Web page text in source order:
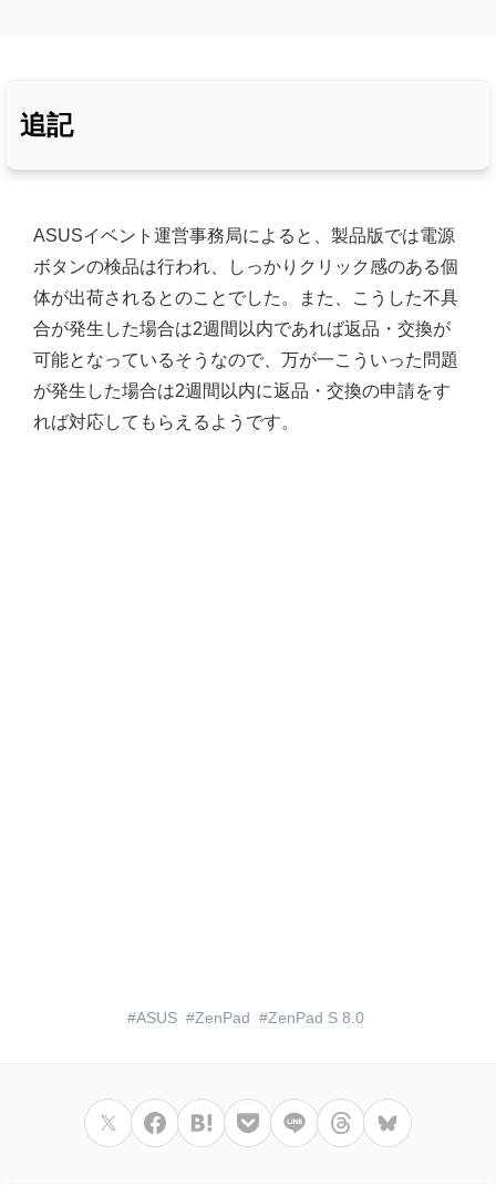
追記
ASUSイベント運営事務局によると、製品版では電源
ボタンの検品は行われ、しっかりクリック感のある個
体が出荷されるとのことでした。また、こうした不具
合が発生した場合は2週間以内であれば返品・交換が
可能となっているそうなので、万が一こういった問題
が発生した場合は2週間以内に返品・交換の申請をす
れば対応してもらえるようです。
ASUS ZenPad ZenPad S 8.0